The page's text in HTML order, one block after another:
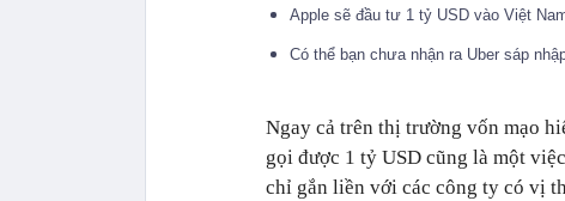
Apple sẽ đầu tư 1 tỷ USD vào Việt
Có thể bạn chưa nhận ra Uber sáp
Ngay cả trên thị trường vốn mạo
gọi được 1 tỷ USD cũng là một
chỉ gắn liền với các công ty có vị